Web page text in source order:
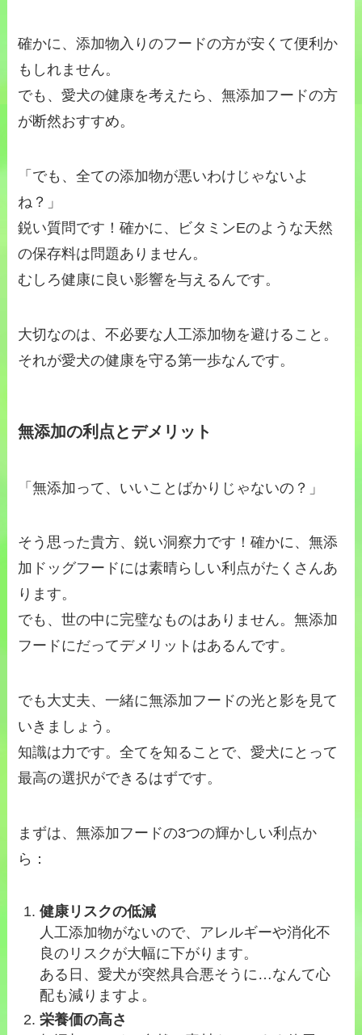
確かに、添加物入りのフードの方が安くて便利か
もしれません。
でも、愛犬の健康を考えたら、無添加フードの方
が断然おすすめ。
「でも、全ての添加物が悪いわけじゃないよ
ね？」
鋭い質問です！確かに、ビタミンEのような天然
の保存料は問題ありません。
むしろ健康に良い影響を与えるんです。
大切なのは、不必要な人工添加物を避けること。
それが愛犬の健康を守る第一歩なんです。
無添加の利点とデメリット
「無添加って、いいことばかりじゃないの？」
そう思った貴方、鋭い洞察力です！確かに、無添
加ドッグフードには素晴らしい利点がたくさんあ
ります。
でも、世の中に完璧なものはありません。無添加
フードにだってデメリットはあるんです。
でも大丈夫、一緒に無添加フードの光と影を見て
いきましょう。
知識は力です。全てを知ることで、愛犬にとって
最高の選択ができるはずです。
まずは、無添加フードの3つの輝かしい利点か
ら：
健康リスクの低減
人工添加物がないので、アレルギーや消化不
良のリスクが大幅に下がります。
ある日、愛犬が突然具合悪そうに…なんて心
配も減りますよ。
栄養価の高さ